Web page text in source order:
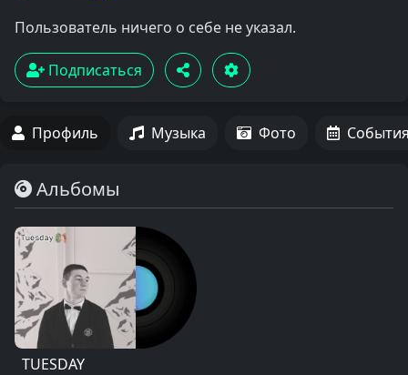
Пользователь ничего о себе не указал.
Подписаться
Профиль Музыка Фото
Альбомы
TUESDAY